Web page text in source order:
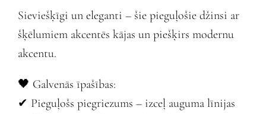
Sieviešķīgi un eleganti – šie pieguļošie džinsi ar
šķēlumiem akcentēs kājas un piešķirs modernu
akcentu.
🖤 Galvenās īpašības:
✔ Pieguļošs piegriezums – izceļ auguma līnijas